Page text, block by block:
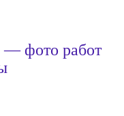
— фото работ